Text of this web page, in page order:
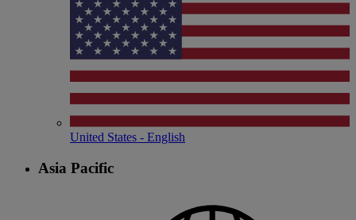
United States - English
Asia Pacific